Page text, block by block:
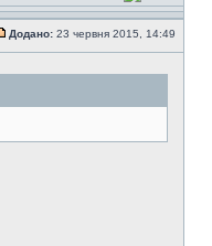
Додано: 23 червня 2015, 14:49